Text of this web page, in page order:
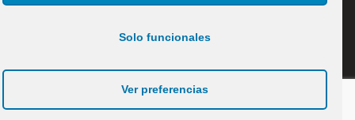
Solo funcionales
Ver preferencias
reservados.